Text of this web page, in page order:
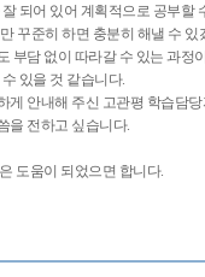
되어 있어 계획적으로 공부
꾸준히 하면 충분히 해낼 수
부담 없이 따라갈 수 있는 과
있을 것 같습니다.
게 안내해 주신 고관평 학습담
을 전하고 싶습니다.
도움이 되었으면 합니다.